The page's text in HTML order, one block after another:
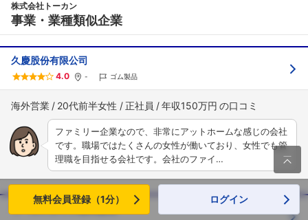
株式会社トーカン
事業・業種類似企業
久慶股份有限公司
4.0 - ゴム製品
海外営業 20代前半女性 正社員 年収150万円
ファミリー企業なので、非常にアットホームな感じの会社
です。職場ではたくさんの女性が働いており、女性でも管
理職を目指せる会社です。会社のファイ…
ワールドダイブ株式会社

無料会員登録（1分） ログイン